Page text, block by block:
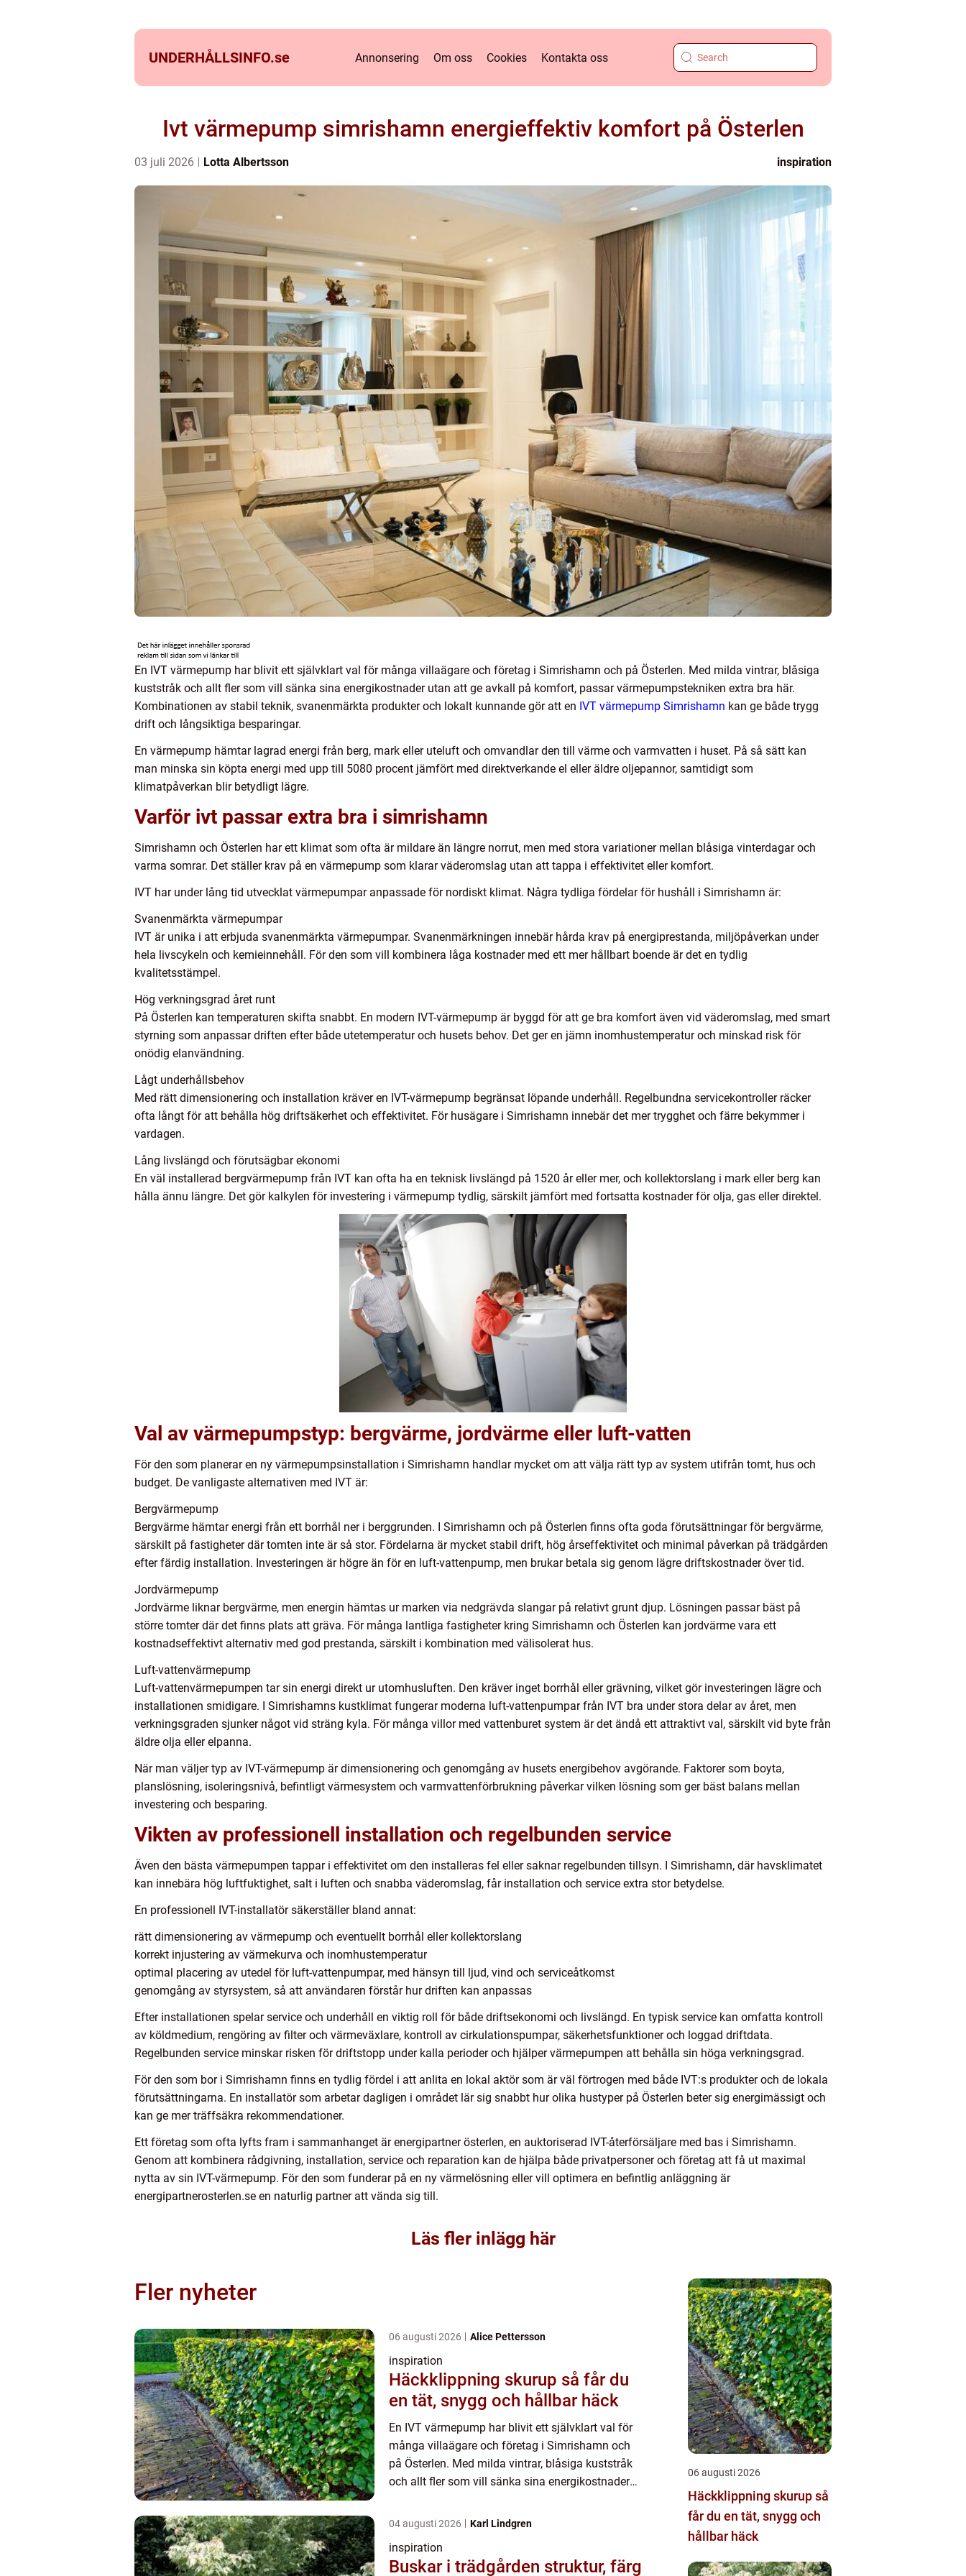
UNDERHÅLLSINFO.se Annonsering Om oss Cookies Kontakta oss
Ivt värmepump simrishamn energieffektiv komfort på Österlen
03 juli 2026 Lotta Albertsson inspiration
En IVT värmepump har blivit ett självklart val för många villaägare och företag i Simrishamn och på Österlen. Med milda vintrar, blåsiga
kuststråk och allt fler som vill sänka sina energikostnader utan att ge avkall på komfort, passar värmepumpstekniken extra bra här.
Kombinationen av stabil teknik, svanenmärkta produkter och lokalt kunnande gör att en IVT värmepump Simrishamn kan ge både trygg
drift och långsiktiga besparingar.
En värmepump hämtar lagrad energi från berg, mark eller uteluft och omvandlar den till värme och varmvatten i huset. På så sätt kan
man minska sin köpta energi med upp till 5080 procent jämfört med direktverkande el eller äldre oljepannor, samtidigt som
klimatpåverkan blir betydligt lägre.
Varför ivt passar extra bra i simrishamn
Simrishamn och Österlen har ett klimat som ofta är mildare än längre norrut, men med stora variationer mellan blåsiga vinterdagar och
varma somrar. Det ställer krav på en värmepump som klarar väderomslag utan att tappa i effektivitet eller komfort.
IVT har under lång tid utvecklat värmepumpar anpassade för nordiskt klimat. Några tydliga fördelar för hushåll i Simrishamn är:
Svanenmärkta värmepumpar
IVT är unika i att erbjuda svanenmärkta värmepumpar. Svanenmärkningen innebär hårda krav på energiprestanda, miljöpåverkan under
hela livscykeln och kemieinnehåll. För den som vill kombinera låga kostnader med ett mer hållbart boende är det en tydlig
kvalitetsstämpel.
Hög verkningsgrad året runt
På Österlen kan temperaturen skifta snabbt. En modern IVT-värmepump är byggd för att ge bra komfort även vid väderomslag, med smart
styrning som anpassar driften efter både utetemperatur och husets behov. Det ger en jämn inomhustemperatur och minskad risk för
onödig elanvändning.
Lågt underhållsbehov
Med rätt dimensionering och installation kräver en IVT-värmepump begränsat löpande underhåll. Regelbundna servicekontroller räcker
ofta långt för att behålla hög driftsäkerhet och effektivitet. För husägare i Simrishamn innebär det mer trygghet och färre bekymmer i
vardagen.
Lång livslängd och förutsägbar ekonomi
En väl installerad bergvärmepump från IVT kan ofta ha en teknisk livslängd på 1520 år eller mer, och kollektorslang i mark eller berg kan
hålla ännu längre. Det gör kalkylen för investering i värmepump tydlig, särskilt jämfört med fortsatta kostnader för olja, gas eller direktel.
Val av värmepumpstyp: bergvärme, jordvärme eller luft-vatten
För den som planerar en ny värmepumpsinstallation i Simrishamn handlar mycket om att välja rätt typ av system utifrån tomt, hus och
budget. De vanligaste alternativen med IVT är:
Bergvärmepump
Bergvärme hämtar energi från ett borrhål ner i berggrunden. I Simrishamn och på Österlen finns ofta goda förutsättningar för bergvärme,
särskilt på fastigheter där tomten inte är så stor. Fördelarna är mycket stabil drift, hög årseffektivitet och minimal påverkan på trädgården
efter färdig installation. Investeringen är högre än för en luft-vattenpump, men brukar betala sig genom lägre driftskostnader över tid.
Jordvärmepump
Jordvärme liknar bergvärme, men energin hämtas ur marken via nedgrävda slangar på relativt grunt djup. Lösningen passar bäst på
större tomter där det finns plats att gräva. För många lantliga fastigheter kring Simrishamn och Österlen kan jordvärme vara ett
kostnadseffektivt alternativ med god prestanda, särskilt i kombination med välisolerat hus.
Luft-vattenvärmepump
Luft-vattenvärmepumpen tar sin energi direkt ur utomhusluften. Den kräver inget borrhål eller grävning, vilket gör investeringen lägre och
installationen smidigare. I Simrishamns kustklimat fungerar moderna luft-vattenpumpar från IVT bra under stora delar av året, men
verkningsgraden sjunker något vid sträng kyla. För många villor med vattenburet system är det ändå ett attraktivt val, särskilt vid byte från
äldre olja eller elpanna.
När man väljer typ av IVT-värmepump är dimensionering och genomgång av husets energibehov avgörande. Faktorer som boyta,
planslösning, isoleringsnivå, befintligt värmesystem och varmvattenförbrukning påverkar vilken lösning som ger bäst balans mellan
investering och besparing.
Vikten av professionell installation och regelbunden service
Även den bästa värmepumpen tappar i effektivitet om den installeras fel eller saknar regelbunden tillsyn. I Simrishamn, där havsklimatet
kan innebära hög luftfuktighet, salt i luften och snabba väderomslag, får installation och service extra stor betydelse.
En professionell IVT-installatör säkerställer bland annat:
rätt dimensionering av värmepump och eventuellt borrhål eller kollektorslang
korrekt injustering av värmekurva och inomhustemperatur
optimal placering av utedel för luft-vattenpumpar, med hänsyn till ljud, vind och serviceåtkomst
genomgång av styrsystem, så att användaren förstår hur driften kan anpassas
Efter installationen spelar service och underhåll en viktig roll för både driftsekonomi och livslängd. En typisk service kan omfatta kontroll
av köldmedium, rengöring av filter och värmeväxlare, kontroll av cirkulationspumpar, säkerhetsfunktioner och loggad driftdata.
Regelbunden service minskar risken för driftstopp under kalla perioder och hjälper värmepumpen att behålla sin höga verkningsgrad.
För den som bor i Simrishamn finns en tydlig fördel i att anlita en lokal aktör som är väl förtrogen med både IVT:s produkter och de lokala
förutsättningarna. En installatör som arbetar dagligen i området lär sig snabbt hur olika hustyper på Österlen beter sig energimässigt och
kan ge mer träffsäkra rekommendationer.
Ett företag som ofta lyfts fram i sammanhanget är energipartner österlen, en auktoriserad IVT-återförsäljare med bas i Simrishamn.
Genom att kombinera rådgivning, installation, service och reparation kan de hjälpa både privatpersoner och företag att få ut maximal
nytta av sin IVT-värmepump. För den som funderar på en ny värmelösning eller vill optimera en befintlig anläggning är
energipartnerosterlen.se en naturlig partner att vända sig till.
Läs fler inlägg här
Fler nyheter
06 augusti 2026 Alice Pettersson
inspiration
Häckklippning skurup så får du
en tät, snygg och hållbar häck
En IVT värmepump har blivit ett självklart val för
många villaägare och företag i Simrishamn och
på Österlen. Med milda vintrar, blåsiga kuststråk
och allt fler som vill sänka sina energikostnader
värmepumpstekni...
04 augusti 2026 Karl Lindgren
inspiration
Buskar i trädgården struktur, färg
06 augusti 2026
Häckklippning skurup så
får du en tät, snygg och
hållbar häck